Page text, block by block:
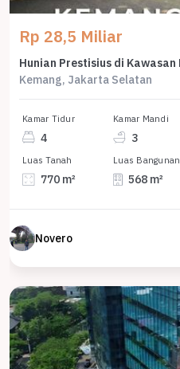
Rp 28,5 Miliar
Kemang, Jakarta Selatan
Kamar Tidur
4
Kamar Mandi
3
Luas Tanah
770 m²
Luas Bangunan
568 m²
Novero